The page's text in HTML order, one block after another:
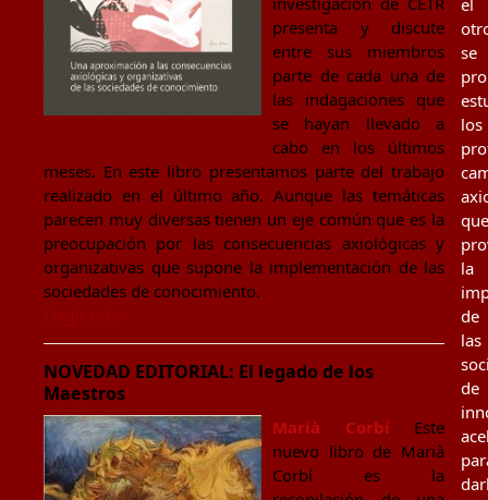
presenta y discute
entre sus miembros
parte de cada una de
las indagaciones que
se hayan llevado a
cabo en los últimos
meses. En este libro presentamos parte del trabajo
realizado en el último año. Aunque las temáticas
parecen muy diversas tienen un eje común que es la
preocupación por las consecuencias axiológicas y
organizativas que supone la implementación de las
sociedades de conocimiento.
NOVEDAD EDITORIAL: El legado de los
Maestros
Marià CorbíEste
nuevo libro de Marià
Corbí es la
el
se
los
que
la
de
las
de